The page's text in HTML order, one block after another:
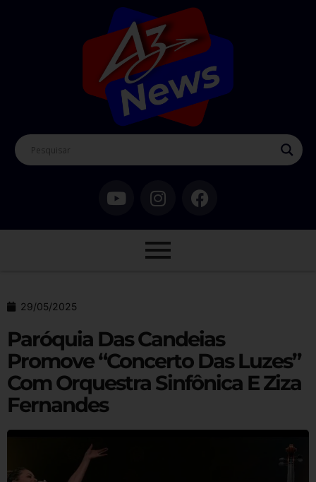
29/05/2025
Paróquia Das Candeias
Promove “Concerto Das Luzes”
Com Orquestra Sinfônica E Ziza
Fernandes